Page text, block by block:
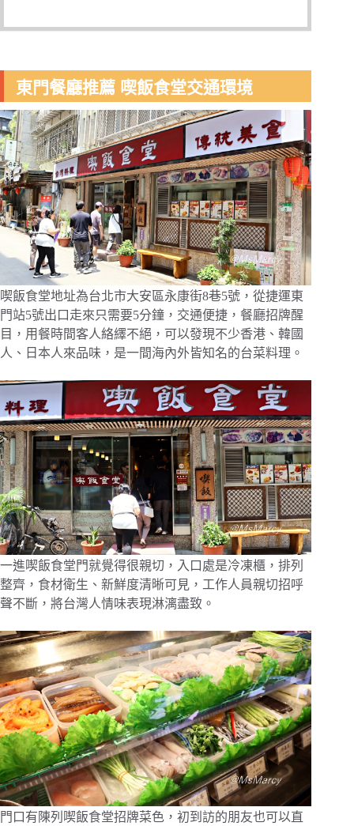
東門餐廳推薦 喫飯食堂交通環境
喫飯食堂地址為台北市大安區永康街8巷5號，從捷運東
門站5號出口走來只需要5分鐘，交通便捷，餐廳招牌醒
目，用餐時間客人絡繹不絕，可以發現不少香港、韓國
人、日本人來品味，是一間海內外皆知名的台菜料理。
一進喫飯食堂門就覺得很親切，入口處是冷凍櫃，排列
整齊，食材衛生、新鮮度清晰可見，工作人員親切招呼
聲不斷，將台灣人情味表現淋漓盡致。
門口有陳列喫飯食堂招牌菜色，初到訪的朋友也可以直